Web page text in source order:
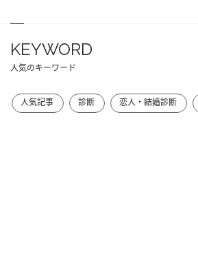
KEYWORD
人気のキーワード
人気記事 診断 恋人・結婚診断